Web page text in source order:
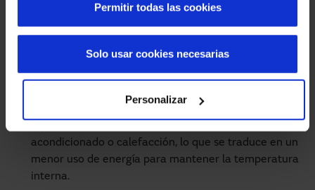
Permitir todas las cookies
Personalizar
Solo usar cookies necesarias
puertas rápidas industriales sostenibles
una forma efectiva de hacer una diferencia.
Beneficios de puertas rápidas para el
medio ambiente
Reducción del consumo de energía:
acondicionado o calefacción, lo que se traduce en un
menor uso de energía para mantener la temperatura
interna.